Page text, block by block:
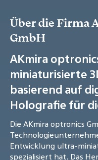
Über die Firma
GmbH
AKmira
miniaturisierte
basierend auf
Holografie für
Die AKmira optronics
Entwicklung ultra-
spezialisiert hat. Das